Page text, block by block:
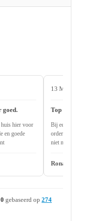
goed.
hier voor
en goede
13 May 2026
Top service
Bij een andere
order
niet nodig 2
Ronald
gebaseerd op 274